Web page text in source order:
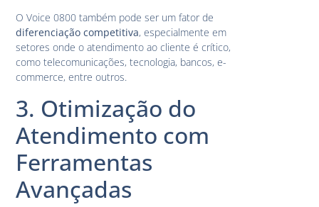
O Voice 0800 também pode ser um fator de
diferenciação competitiva, especialmente em
setores onde o atendimento ao cliente é crítico,
como telecomunicações, tecnologia, bancos, e-
commerce, entre outros.
3. Otimização do
Atendimento com
Ferramentas
Avançadas